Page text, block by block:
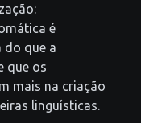
é
do que a
que os
mais na criação
linguísticas.